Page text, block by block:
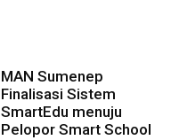
MAN Sumenep
Finalisasi Sistem
SmartEdu menuju
Pelopor Smart School